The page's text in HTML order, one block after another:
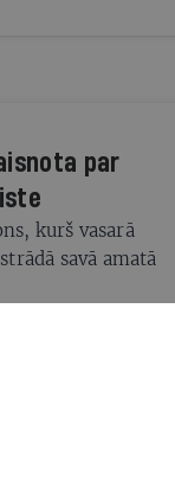
par
kurš vasarā
savā amatā